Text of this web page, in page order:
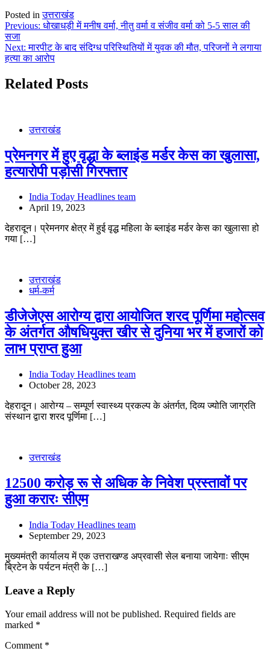
Posted inउत्तराखंड
Post
navigation
Previous: धोखाधड़ी में मनीष वर्मा, नीतु वर्मा व संजीव वर्मा को 5-5 साल की
सजा
Next: मारपीट के बाद संदिग्ध परिस्थितियों में युवक की मौत, परिजनों ने लगाया
हत्या का आरोप
Related Posts
उत्तराखंड
प्रेमनगर में हुए वृद्धा के ब्लाइंड मर्डर केस का खुलासा,
हत्यारोपी पड़ोसी गिरफ्तार
India Today Headlines team
April 19, 2023
देहरादून। प्रेमनगर क्षेत्र में हुई वृद्ध महिला के ब्लाइंड मर्डर केस का खुलासा हो
गया […]
उत्तराखंड
धर्म-कर्म
डीजेजेएस आरोग्य द्वारा आयोजित शरद पूर्णिमा महोत्सव
के अंतर्गत औषधियुक्त खीर से दुनिया भर में हजारों को
लाभ प्राप्त हुआ
India Today Headlines team
October 28, 2023
देहरादून। आरोग्य – सम्पूर्ण स्वास्थ्य प्रकल्प के अंतर्गत, दिव्य ज्योति जाग्रति
संस्थान द्वारा शरद पूर्णिमा […]
उत्तराखंड
12500 करोड़ रू से अधिक के निवेश प्रस्तावों पर
हुआ करारः सीएम
India Today Headlines team
September 29, 2023
मुख्यमंत्री कार्यालय में एक उत्तराखण्ड अप्रवासी सेल बनाया जायेगाः सीएम
ब्रिटेन के पर्यटन मंत्री के […]
Leave a Reply
Your email address will not be published. Required fields are
marked *
Comment *